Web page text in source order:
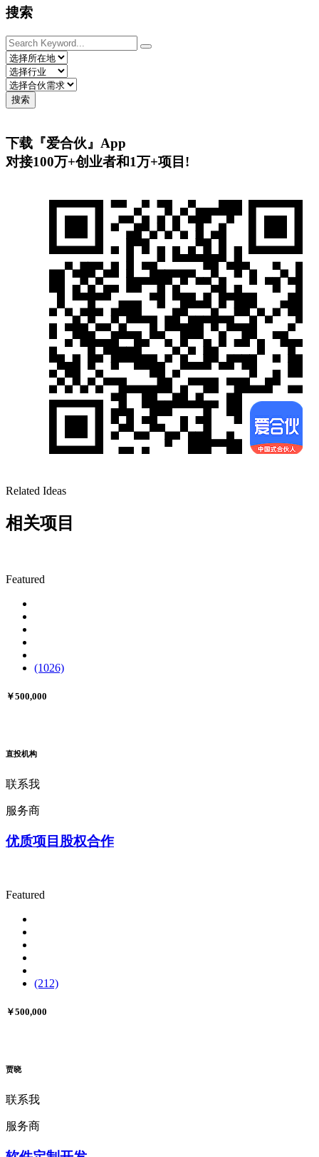
搜索
搜索
下载『爱合伙』App
对接100万+创业者和1万+项目!
Related Ideas
相关项目
Featured
(1026)
￥500,000
直投机构
联系我
服务商
优质项目股权合作
Featured
(212)
￥500,000
贾晓
联系我
服务商